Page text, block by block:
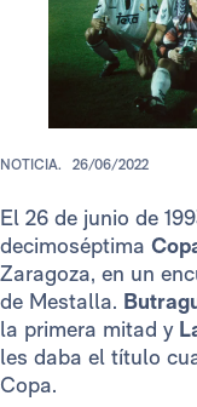
NOTICIA. 26/06/2022
El 26 de junio de
decimoséptima
Zaragoza, en un
de Mestalla.
la primera mitad y
les daba el título
Copa.